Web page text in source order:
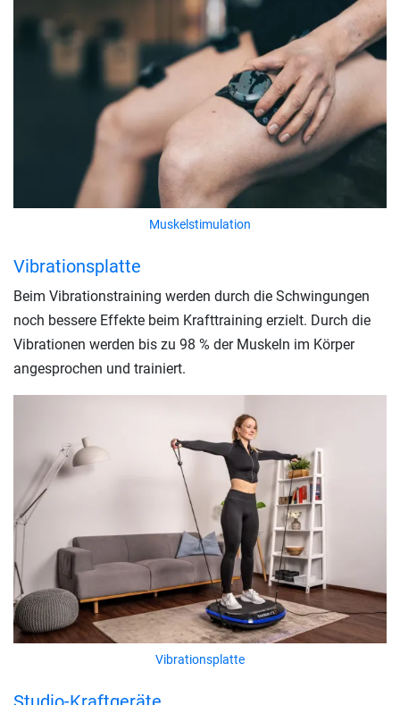
Muskelstimulation
Vibrationsplatte
Vibrationsplatte
Beim Vibrationstraining werden durch die Schwingungen
noch bessere Effekte beim Krafttraining erzielt. Durch die
Vibrationen werden bis zu 98 % der Muskeln im Körper
angesprochen und trainiert.